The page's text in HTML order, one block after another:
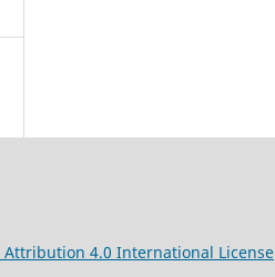
Attribution 4.0 International License